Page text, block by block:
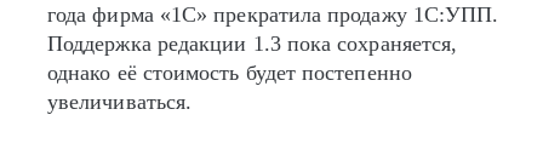
года фирма «1С» прекратила продажу 1С:УПП.
Поддержка редакции 1.3 пока сохраняется,
однако её стоимость будет постепенно
увеличиваться.